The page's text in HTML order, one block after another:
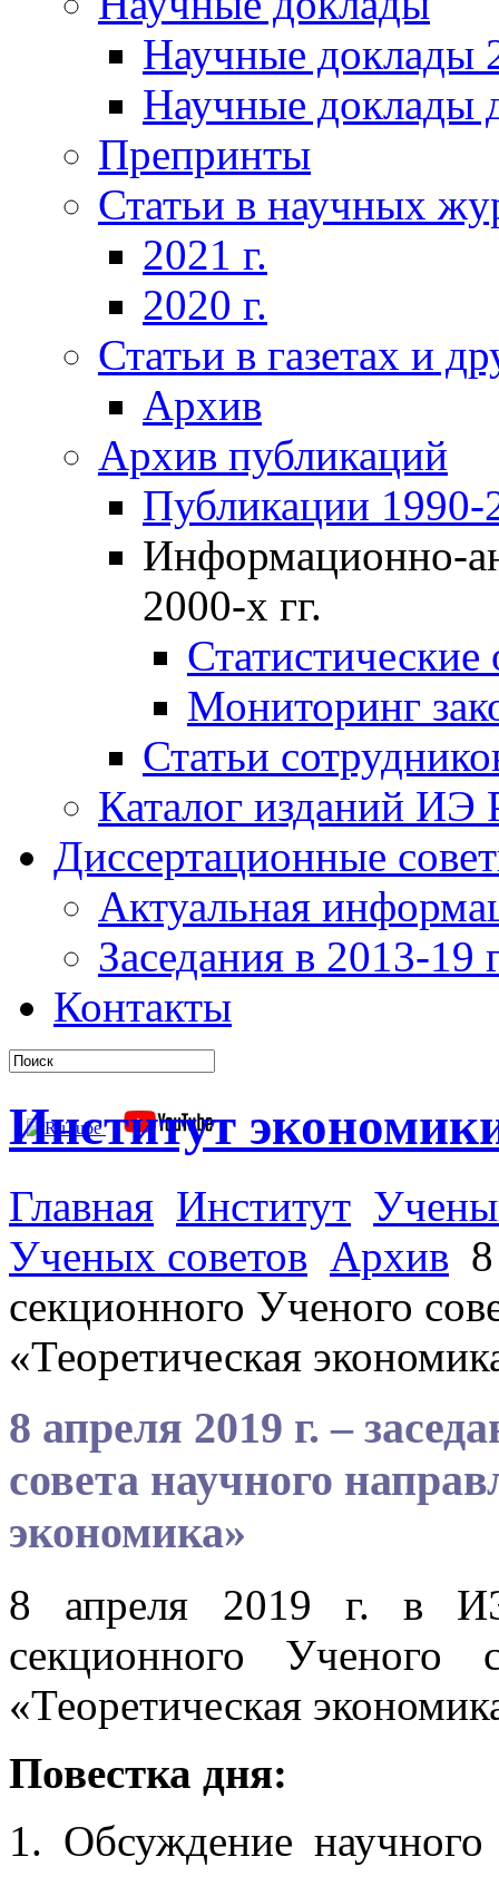
Научные доклады
Научные доклады
Препринты
Статьи в научных
2021 г.
2020 г.
Статьи в газетах и
Архив
Архив публикаций
Публикации 1990-
Информационно-
2000-х гг.
Мониторинг
Статьи
Каталог изданий ИЭ
Диссертационные
Актуальная
Заседания в 2013-19
Контакты
Институт
Главная Институт
Ученых советов Архив
секционного Ученого
«Теоретическая
8 апреля 2019 г. –
совета научного
экономика»
8 апреля 2019 г. в ИЭ
секционного Ученого
«Теоретическая
Повестка дня:
1. Обсуждение